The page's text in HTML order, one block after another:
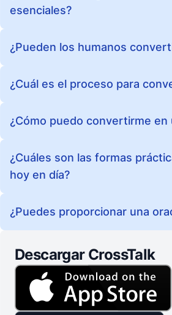
esenciales?
¿Pueden los humanos
¿Cuál es el proceso para
¿Cómo puedo convertirme
¿Cuáles son las formas
hoy en día?
¿Puedes proporcionar una
Descargar CrossTalk